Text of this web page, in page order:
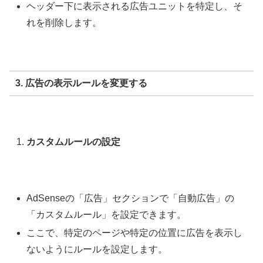
ヘッダー下に表示される広告ユニットを特定し、そ
れを削除します。
3. 広告の表示ルールを変更する
カスタムルールの設定
AdSenseの「広告」セクションで「自動広告」の
「カスタムルール」を設定できます。
ここで、特定のページや特定の位置に広告を表示し
ないようにルールを設定します。